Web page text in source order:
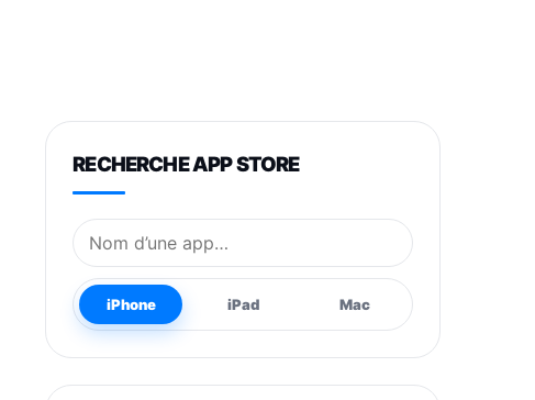
RECHERCHE APP STORE
Nom de l’application
iPhone iPad Mac